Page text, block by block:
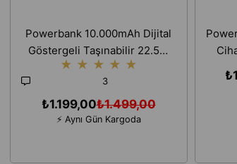
Powerbank 10.000mAh Dijital
Göstergeli Taşınabilir 22.5W
Hızlı Şarjlı Telefon Standlı
Taşınabilir Şarj Cihazı
★ ★ ★ ★ ★
3
₺1.199,00₺1.499,00
⚡ Aynı Gün Kargoda